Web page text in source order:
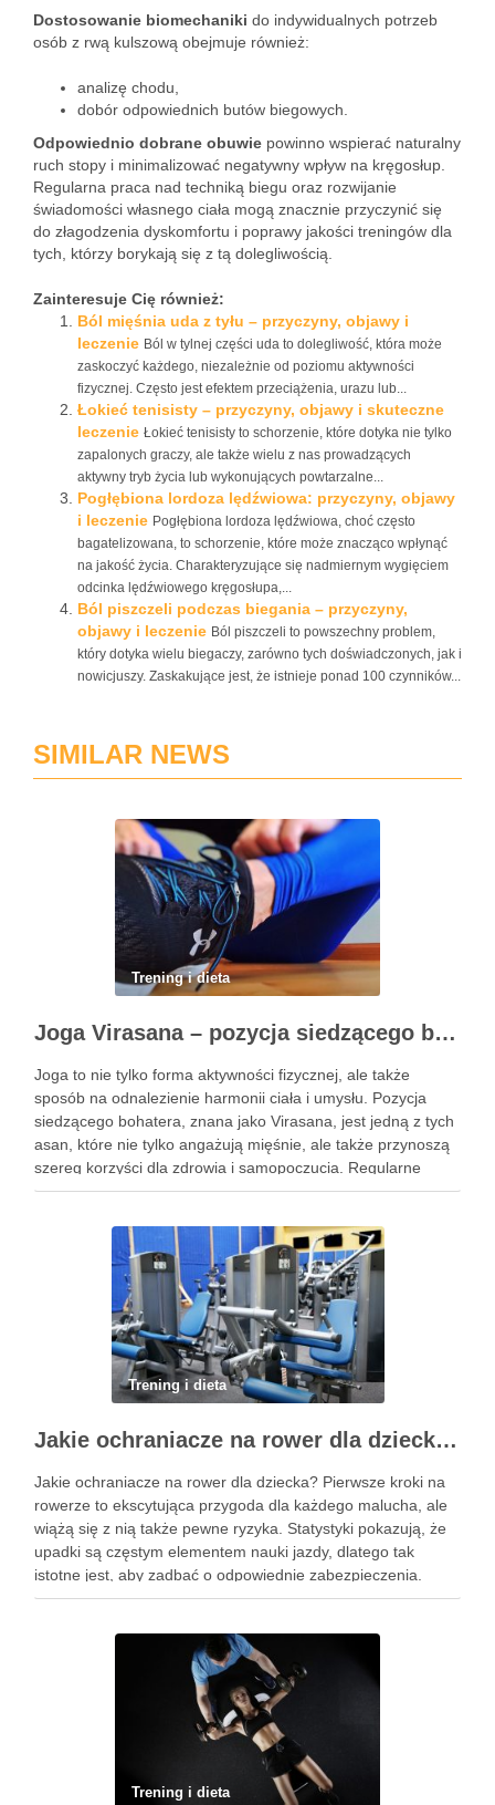
Dostosowanie biomechaniki do indywidualnych potrzeb
osób z rwą kulszową obejmuje również:
analizę chodu,
dobór odpowiednich butów biegowych.
Odpowiednio dobrane obuwie powinno wspierać naturalny
ruch stopy i minimalizować negatywny wpływ na kręgosłup.
Regularna praca nad techniką biegu oraz rozwijanie
świadomości własnego ciała mogą znacznie przyczynić się
do złagodzenia dyskomfortu i poprawy jakości treningów dla
tych, którzy borykają się z tą dolegliwością.
Zainteresuje Cię również:
Ból mięśnia uda z tyłu – przyczyny, objawy i
leczenie Ból w tylnej części uda to dolegliwość, która może
zaskoczyć każdego, niezależnie od poziomu aktywności
fizycznej. Często jest efektem przeciążenia, urazu lub...
Łokieć tenisisty – przyczyny, objawy i skuteczne
leczenie Łokieć tenisisty to schorzenie, które dotyka nie tylko
zapalonych graczy, ale także wielu z nas prowadzących
aktywny tryb życia lub wykonujących powtarzalne...
Pogłębiona lordoza lędźwiowa: przyczyny, objawy
i leczenie Pogłębiona lordoza lędźwiowa, choć często
bagatelizowana, to schorzenie, które może znacząco wpłynąć
na jakość życia. Charakteryzujące się nadmiernym wygięciem
odcinka lędźwiowego kręgosłupa,...
Ból piszczeli podczas biegania – przyczyny,
objawy i leczenie Ból piszczeli to powszechny problem,
który dotyka wielu biegaczy, zarówno tych doświadczonych, jak i
nowicjuszy. Zaskakujące jest, że istnieje ponad 100 czynników...
SIMILAR NEWS
Trening i dieta
Joga Virasana – pozycja siedzącego bohatera i jej korzyści
Joga to nie tylko forma aktywności fizycznej, ale także
sposób na odnalezienie harmonii ciała i umysłu. Pozycja
siedzącego bohatera, znana jako Virasana, jest jedną z tych
asan, które nie tylko angażują mięśnie, ale także przynoszą
szereg korzyści dla zdrowia i samopoczucia. Regularne
praktykowanie tej pozycji może poprawić elastyczność
Trening i dieta
Jakie ochraniacze na rower dla dziecka wybrać? Praktyczny poradnik
Jakie ochraniacze na rower dla dziecka? Pierwsze kroki na
rowerze to ekscytująca przygoda dla każdego malucha, ale
wiążą się z nią także pewne ryzyka. Statystyki pokazują, że
upadki są częstym elementem nauki jazdy, dlatego tak
istotne jest, aby zadbać o odpowiednie zabezpieczenia.
Ochraniacze na rower dla dzieci stanowią kluczowy element
Trening i dieta